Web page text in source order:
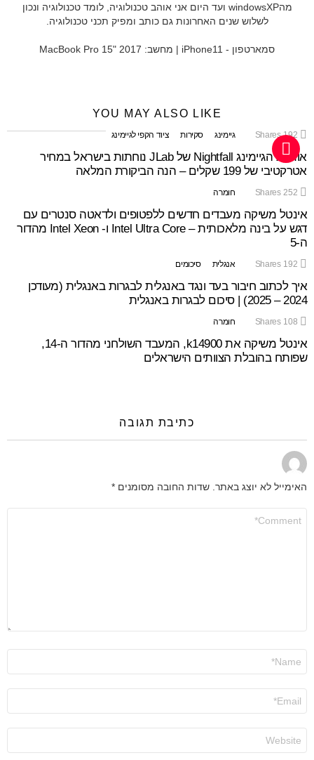
מהwindowsXP ועד היום אני אוהב טכנולוגיה, לומד טכנולוגיה ונכון
לשלוש שנים האחרונות גם כותב ומפיק תכני טכנולוגיה.
סמארטפון - iPhone11 | מחשב: MacBook Pro 15" 2017
YOU MAY ALSO LIKE
192
Shares גיימינג סקירות ציוד הקפי לגיימינג
אוזניות הגיימינג Nightfall של JLab נוחתות בישראל במחיר
אטרקטיבי של 199 שקלים – הנה הביקורת המלאה
252
Shares חומרה
אינטל משיקה מעבדים חדשים ללפטופים ולדאטה סנטרים עם
דגש על בינה מלאכותית – Intel Ultra Core ו- Intel Xeon מהדור
ה-5
192
Shares אנגלית סיכומים
איך לכתוב חיבור בעד ונגד באנגלית לבגרות באנגלית (מעודכן
2024 – 2025) | סיכום לבגרות באנגלית
108
Shares חומרה
אינטל משיקה את k14900, המעבד השולחני מהדור ה-14,
שפותח בהובלת הצוותים הישראלים
כתיבת תגובה
האימייל לא יוצג באתר. שדות החובה מסומנים *
שלך